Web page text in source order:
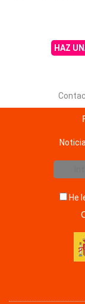
HAZ
He